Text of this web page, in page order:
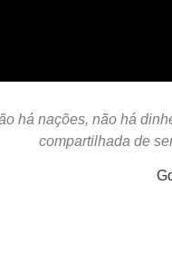
há nações, não há
compartilhada de